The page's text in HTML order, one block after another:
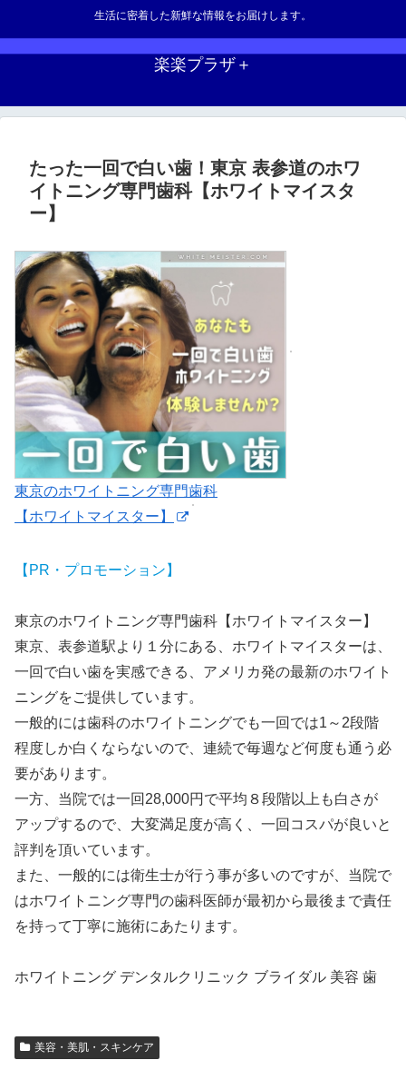
生活に密着した新鮮な情報をお届けします。
楽楽プラザ＋
たった一回で白い歯！東京 表参道のホワ
イトニング専門歯科【ホワイトマイスタ
ー】
東京のホワイトニング専門歯科
【ホワイトマイスター】
【PR・プロモーション】
東京のホワイトニング専門歯科【ホワイトマイスター】
東京、表参道駅より１分にある、ホワイトマイスターは、
一回で白い歯を実感できる、アメリカ発の最新のホワイト
ニングをご提供しています。
一般的には歯科のホワイトニングでも一回では1～2段階
程度しか白くならないので、連続で毎週など何度も通う必
要があります。
一方、当院では一回28,000円で平均８段階以上も白さが
アップするので、大変満足度が高く、一回コスパが良いと
評判を頂いています。
また、一般的には衛生士が行う事が多いのですが、当院で
はホワイトニング専門の歯科医師が最初から最後まで責任
を持って丁寧に施術にあたります。
ホワイトニング デンタルクリニック ブライダル 美容 歯
美容・美肌・スキンケア